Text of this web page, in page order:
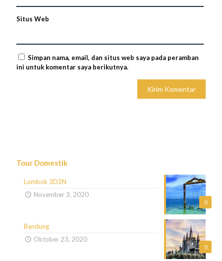
Situs Web
Simpan nama, email, dan situs web saya pada peramban
ini untuk komentar saya berikutnya.
Tour Domestik
0
Lombok 3D2N
November 3, 2020
0
Bandung
Oktober 23, 2020